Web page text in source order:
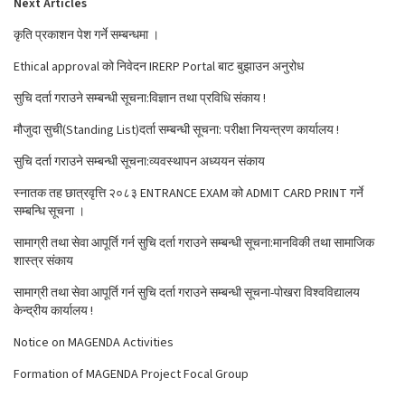
Next Articles
कृति प्रकाशन पेश गर्ने सम्बन्धमा ।
Ethical approval को निवेदन IRERP Portal बाट बुझाउन अनुरोध
सुचि दर्ता गराउने सम्बन्धी सूचना:विज्ञान तथा प्रविधि संकाय !
मौजुदा सुची(Standing List)दर्ता सम्बन्धी सूचना: परीक्षा नियन्त्रण कार्यालय !
सुचि दर्ता गराउने सम्बन्धी सूचना:व्यवस्थापन अध्ययन संकाय
स्नातक तह छात्रवृत्ति २०८३ ENTRANCE EXAM को ADMIT CARD PRINT गर्ने
सम्बन्धि सूचना ।
सामाग्री तथा सेवा आपूर्ति गर्न सुचि दर्ता गराउने सम्बन्धी सूचना:मानविकी तथा सामाजिक
शास्त्र संकाय
सामाग्री तथा सेवा आपूर्ति गर्न सुचि दर्ता गराउने सम्बन्धी सूचना-पोखरा विश्वविद्यालय
केन्द्रीय कार्यालय !
Notice on MAGENDA Activities
Formation of MAGENDA Project Focal Group